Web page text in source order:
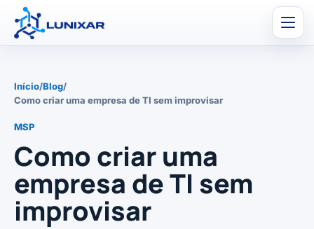
Início/Blog/
Como criar uma empresa de TI sem improvisar
MSP
Como criar uma
empresa de TI sem
improvisar